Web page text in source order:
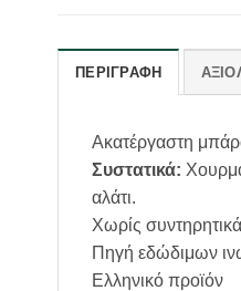
ΠΕΡΙΓΡΑΦΉ
Ακατέργαστη
Συστατικά:
αλάτι.
Χωρίς
Πηγή εδώδιμων
Ελληνικό προϊόν